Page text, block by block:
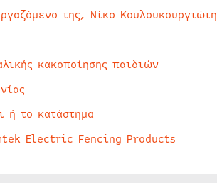
της, Νίκο Κουλουκουργιώτη
κακοποίησης παιδιών
ή το κατάστημα
Electric Fencing Products